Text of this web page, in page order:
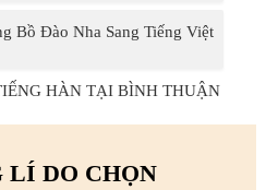
Bồ Đào Nha Sang Tiếng Việt
HÀN TẠI BÌNH THUẬN
LÍ DO CHỌN